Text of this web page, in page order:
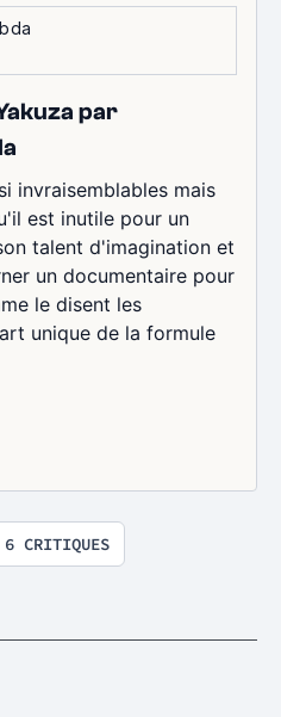
par
invraisemblables mais
est inutile pour un
talent d'imagination et
un documentaire pour
le disent les
unique de la formule
CRITIQUES